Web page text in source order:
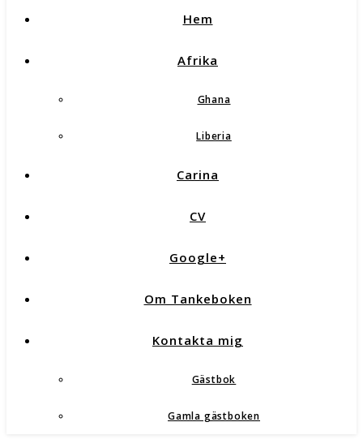
Hem
Afrika
Ghana
Liberia
Carina
CV
Google+
Om Tankeboken
Kontakta mig
Gästbok
Gamla gästboken